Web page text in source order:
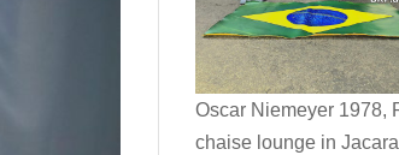
Oscar Niemeyer 1978,
chaise lounge in